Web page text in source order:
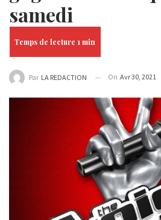
samedi
Par LA REDACTION On Avr 30, 2021